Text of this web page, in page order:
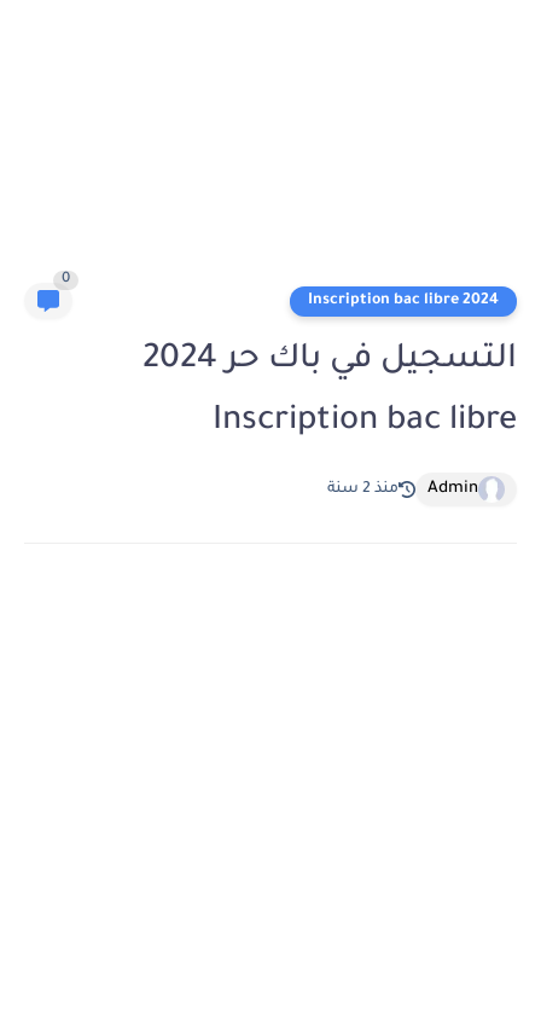
2024 Inscription bac libre
0
التسجيل في باك حر 2024
Inscription bac libre
Admin منذ 2 سنة